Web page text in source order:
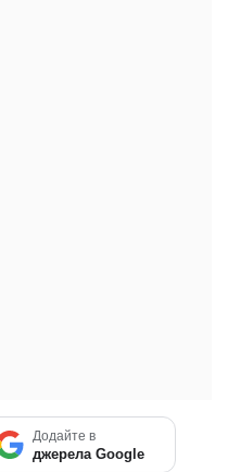
Додайте в
джерела Google